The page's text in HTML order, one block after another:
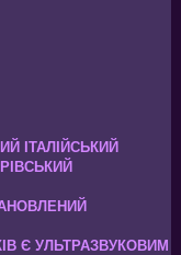
ІТАЛІЙСЬКИЙ
Є УЛЬТРАЗВУКОВИМ